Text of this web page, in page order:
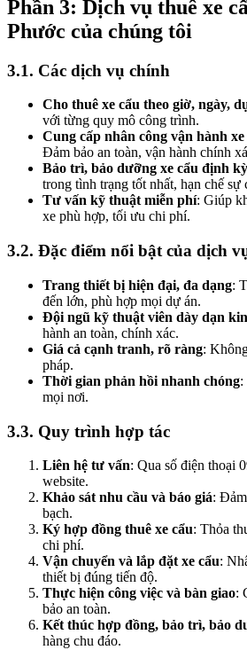
Phần 3: Dịch vụ thuê xe
Phước của chúng tôi
3.1. Các dịch vụ chính
Cho thuê xe cẩu theo giờ, ngày,
với từng quy mô công trình.
Cung cấp nhân công vận hành
Đảm bảo an toàn, vận hành chính
Bảo trì, bảo dưỡng xe cẩu định kỳ
trong tình trạng tốt nhất, hạn chế sự
Tư vấn kỹ thuật miễn phí: Giúp
xe phù hợp, tối ưu chi phí.
3.2. Đặc điểm nổi bật của dịch
Trang thiết bị hiện đại, đa dạng:
đến lớn, phù hợp mọi dự án.
Đội ngũ kỹ thuật viên dày dạn
hành an toàn, chính xác.
Giá cả cạnh tranh, rõ ràng:
pháp.
Thời gian phản hồi nhanh chóng:
mọi nơi.
3.3. Quy trình hợp tác
Liên hệ tư vấn: Qua số điện thoại
website.
Khảo sát nhu cầu và báo giá:
bạch.
Ký hợp đồng thuê xe cẩu: Thỏa
chi phí.
Vận chuyển và lắp đặt xe cẩu:
thiết bị đúng tiến độ.
Thực hiện công việc và bàn giao:
bảo an toàn.
Kết thúc hợp đồng, bảo trì, bảo
hàng chu đáo.